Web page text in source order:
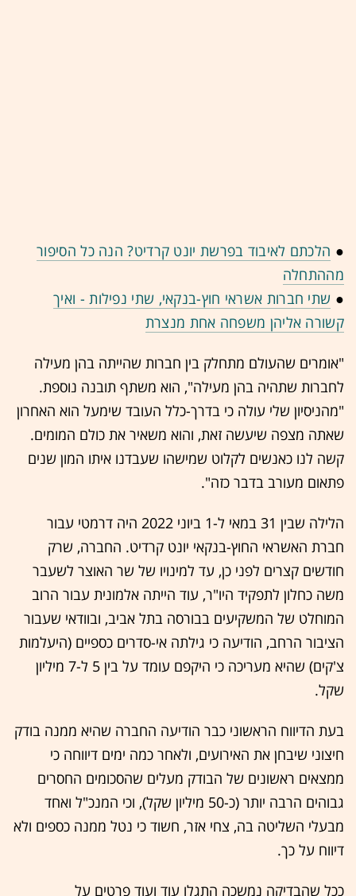
● הלכתם לאיבוד בפרשת יונט קרדיט? הנה כל הסיפור
מההתחלה
● שתי חברות אשראי חוץ-בנקאי, שתי נפילות - ואיך
קשורה אליהן משפחה אחת מנצרת
"אומרים שהעולם מתחלק בין חברות שהייתה בהן מעילה
לחברות שתהיה בהן מעילה", הוא משתף תובנה נוספת.
"מהניסיון שלי עולה כי בדרך-כלל העובד שימעל הוא האחרון
שאתה מצפה שיעשה זאת, והוא משאיר את כולם המומים.
קשה לנו כאנשים לקלוט שמישהו שעבדנו איתו המון שנים
פתאום מעורב בדבר כזה".
הלילה שבין 31 במאי ל-1 ביוני 2022 היה דרמטי עבור
חברת האשראי החוץ-בנקאי יונט קרדיט. החברה, שרק
חודשים קצרים לפני כן, עד למינויו של שר האוצר לשעבר
משה כחלון לתפקיד היו"ר, עוד הייתה אלמונית עבור הרוב
המוחלט של המשקיעים בבורסה בתל אביב, ובוודאי שעבור
הציבור הרחב, הודיעה כי גילתה אי-סדרים כספיים (היעלמות
צ'קים) שהיא מעריכה כי היקפם עומד על בין 5 ל-7 מיליון
שקל.
בעת הדיווח הראשוני כבר הודיעה החברה שהיא ממנה בודק
חיצוני שיבחן את האירועים, ולאחר כמה ימים דיווחה כי
ממצאים ראשונים של הבודק מעלים שהסכומים החסרים
גבוהים הרבה יותר (כ-50 מיליון שקל), וכי המנכ"ל ואחד
מבעלי השליטה בה, צחי אזר, חשוד כי נטל ממנה כספים ולא
דיווח על כך.
ככל שהבדיקה נמשכה התגלו עוד ועוד פרטים על